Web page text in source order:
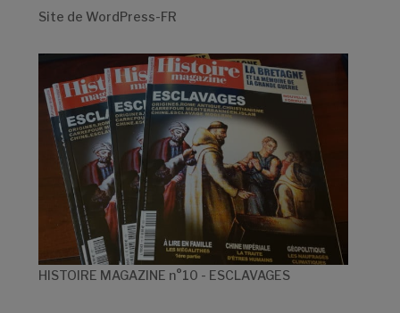
Site de WordPress-FR
HISTOIRE MAGAZINE n°10 - ESCLAVAGES